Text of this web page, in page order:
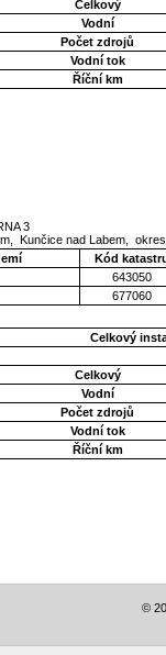
Celkový
Vodní
Počet zdrojů
Vodní tok
Říční km
3
Kunčice nad Labem,
Kód
643050
677060
Celkový
Celkový
Vodní
Počet zdrojů
Vodní tok
Říční km
©